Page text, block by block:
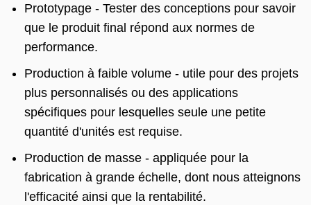
Prototypage - Tester des conceptions pour savoir
que le produit final répond aux normes de
performance.
Production à faible volume - utile pour des projets
plus personnalisés ou des applications
spécifiques pour lesquelles seule une petite
quantité d'unités est requise.
Production de masse - appliquée pour la
fabrication à grande échelle, dont nous atteignons
l'efficacité ainsi que la rentabilité.